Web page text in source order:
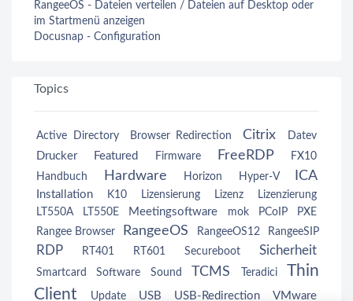
RangeeOS - Dateien verteilen / Dateien auf Desktop oder
im Startmenü anzeigen
Docusnap - Configuration
Topics
Active Directory Browser Redirection Citrix Datev
Drucker Featured Firmware FreeRDP
FX10
Handbuch
Hardware Horizon Hyper-V ICA
Installation K10 Lizensierung Lizenz
Lizenzierung
LT550A
LT550E Meetingsoftware mok PCoIP
PXE
Rangee Browser
RangeeOS RangeeOS12 RangeeSIP
RDP RT401 RT601 Secureboot Sicherheit
Smartcard Software Sound TCMS Teradici
Thin
Client
Update USB USB-Redirection VMware